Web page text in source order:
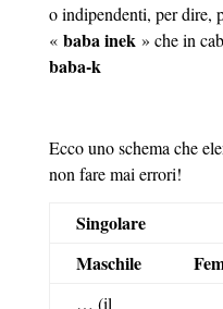
o indipendenti, per dire,
« baba inek » che in
baba-k
Ecco uno schema che
non fare mai errori!
Singolare
Maschile
… (il